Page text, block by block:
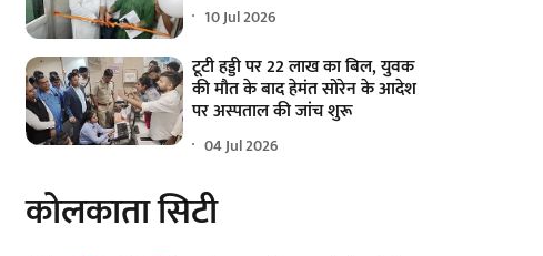
10 Jul 2026
टूटी हड्डी पर 22 लाख का बिल, युवक
की मौत के बाद हेमंत सोरेन के आदेश
पर अस्पताल की जांच शुरू
04 Jul 2026
कोलकाता सिटी